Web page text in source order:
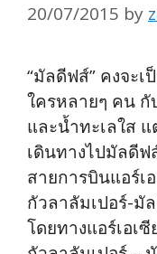
20/07/2015 by
“มัลดีฟส์” คงจะ
ใครหลายๆ คน
และน้ำทะเลใส
เดินทางไปมัลดี
สายการบินแอร์เ
กัวลาลัมเปอร์-มั
โดยทางแอร์เอเ